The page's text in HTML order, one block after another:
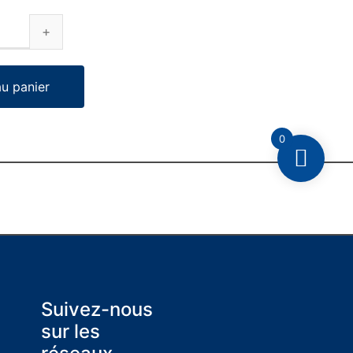
panier
Suivez-nous
sur les
0